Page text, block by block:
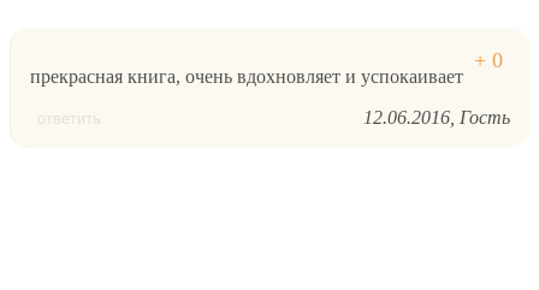
прекрасная книга, очень вдохновляет и успокаивает
ответить 12.06.2016 Гость